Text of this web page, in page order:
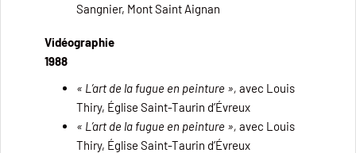
Sangnier, Mont Saint Aignan
Vidéographie
1988
« L’art de la fugue en peinture », avec Louis
Thiry, Église Saint-Taurin d’Évreux
« L’art de la fugue en peinture », avec Louis
Thiry, Église Saint-Taurin d’Évreux